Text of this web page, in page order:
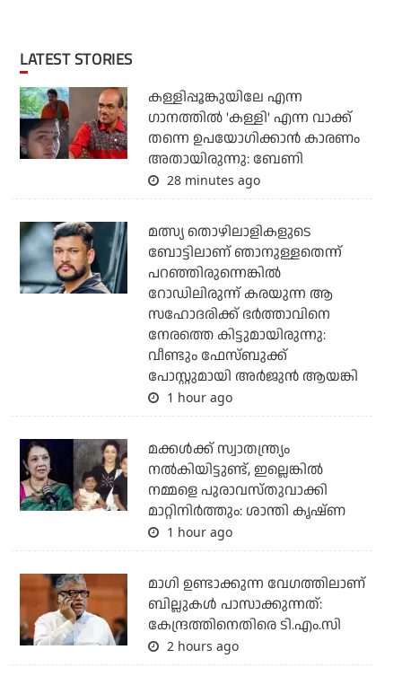
LATEST STORIES
കള്ളിപ്പൂങ്കുയിലേ എന്ന
ഗാനത്തിൽ 'കള്ളി' എന്ന വാക്ക്
തന്നെ ഉപയോഗിക്കാൻ കാരണം
അതായിരുന്നു: ബേണി
28 minutes ago
മത്സ്യ തൊഴിലാളികളുടെ
ബോട്ടിലാണ് ഞാനുള്ളതെന്ന്
പറഞ്ഞിരുന്നെങ്കില്‍
റോഡിലിരുന്ന് കരയുന്ന ആ
സഹോദരിക്ക് ഭര്‍ത്താവിനെ
നേരത്തെ കിട്ടുമായിരുന്നു:
വീണ്ടും ഫേസ്ബുക്ക്
പോസ്റ്റുമായി അര്‍ജുന്‍ ആയങ്കി
1 hour ago
മക്കൾക്ക് സ്വാതന്ത്ര്യം
നൽകിയിട്ടുണ്ട്, ഇല്ലെങ്കിൽ
നമ്മളെ പുരാവസ്തുവാക്കി
മാറ്റിനിർത്തും: ശാന്തി കൃഷ്ണ
1 hour ago
മാഗി ഉണ്ടാക്കുന്ന വേഗത്തിലാണ്
ബില്ലുകള്‍ പാസാക്കുന്നത്:
കേന്ദ്രത്തിനെതിരെ ടി.എം.സി
2 hours ago